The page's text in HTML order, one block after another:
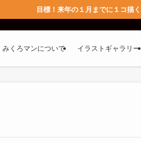
目標！来年の１月までに１コ描く
みくろマンについて イラストギャラリー